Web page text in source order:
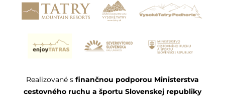
Realizované s finančnou podporou Ministerstva
cestovného ruchu a športu Slovenskej republiky